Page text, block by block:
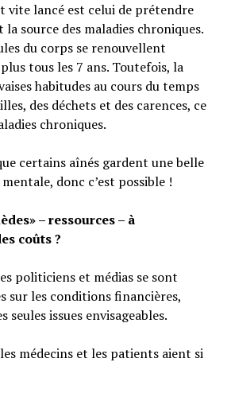
vite lancé est celui de prétendre
la source des maladies chroniques.
du corps se renouvellent
tous les 7 ans. Toutefois, la
habitudes au cours du temps
des déchets et des carences, ce
chroniques.
certains aînés gardent une belle
donc c’est possible !
– ressources – à
coûts ?
politiciens et médias se sont
sur les conditions financières,
seules issues envisageables.
médecins et les patients aient si